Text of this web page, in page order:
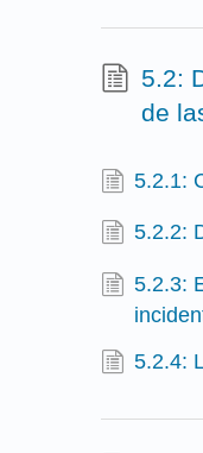
5.2:
de
5.2.1:
5.2.2:
5.2.3:
5.2.4: